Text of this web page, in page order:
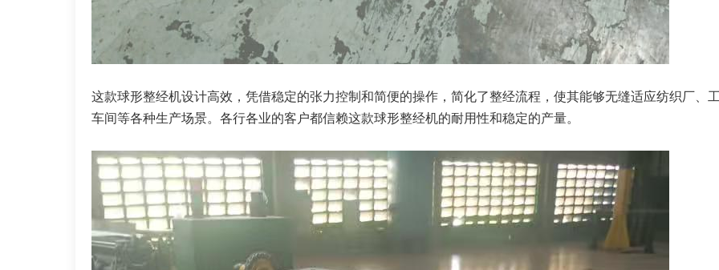
这款球形整经机设计高效，凭借稳定的张力控制和简便的操作，简化了整经流程，使其能够无缝适应纺织厂、
车间等各种生产场景。各行各业的客户都信赖这款球形整经机的耐用性和稳定的产量。